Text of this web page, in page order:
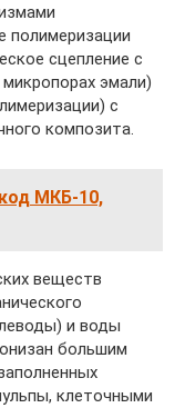
полимеризации
сцепление с
эмали)
с
композита.
МКБ-10,
веществ
и воды
большим
клеточными